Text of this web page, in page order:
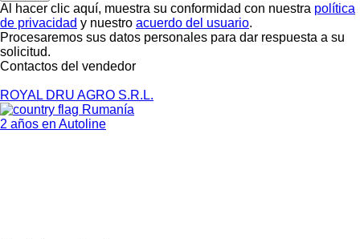
Al hacer clic aquí, muestra su conformidad con nuestra política
de privacidad y nuestro acuerdo del usuario.
Procesaremos sus datos personales para dar respuesta a su
solicitud.
Contactos del vendedor
ROYAL DRU AGRO S.R.L.
Rumanía
2 años en Autoline